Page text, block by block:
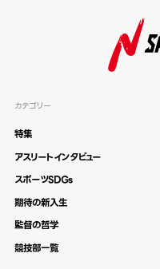
カテゴリー
特集
アスリートインタビュー
スポーツSDGs
期待の新入生
監督の哲学
競技部一覧